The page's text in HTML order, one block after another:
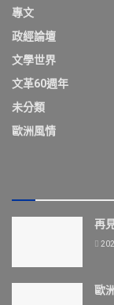
專文
政經論壇
文學世界
文革60週年
未分類
歐洲風情
再
歐